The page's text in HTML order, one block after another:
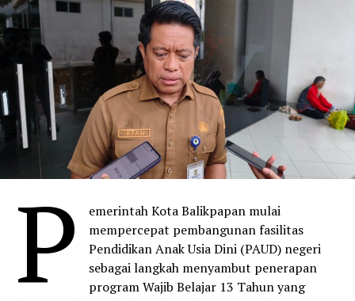
P
emerintah Kota Balikpapan mulai
mempercepat pembangunan fasilitas
Pendidikan Anak Usia Dini (PAUD) negeri
sebagai langkah menyambut penerapan
program Wajib Belajar 13 Tahun yang